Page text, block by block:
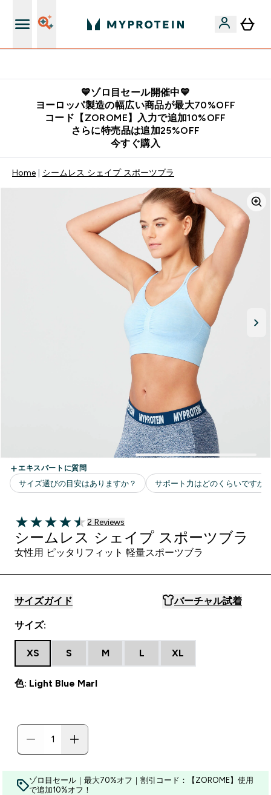
💙ゾロ目セール開催中💙
ヨーロッパ製造の幅広い商品が最大70%OFF
コード【ZOROME】入力で追加10%OFF
さらに特売品は追加25%OFF
今すぐ購入
Home シームレス シェイプ スポーツブラ
4.5 out of 5 stars
2 ＋件の口コミ
2 Reviews
シームレス シェイプ スポーツブラ
女性用 ピッタリフィット 軽量スポーツブラ
サイズガイド バーチャル試着
サイズ:
XS S M L XL
色: Light Blue Marl
ゾロ目セール｜最大70%オフ｜割引コード：【ZOROME】使用
で追加10%オフ！